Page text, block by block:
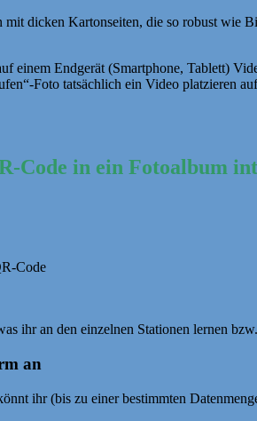
dicken Kartonseiten, die so robust
einem Endgerät (Smartphone, Tablett)
Foto tatsächlich ein Video platzieren
Code in ein Fotoalbum
Code
ihr an den einzelnen Stationen lernen
an
ihr (bis zu einer bestimmten